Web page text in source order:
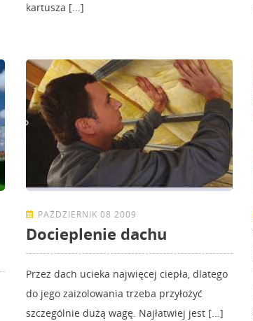
kartusza [...]
PAŹDZIERNIK 08 2009
Docieplenie dachu
Przez dach ucieka najwięcej ciepła, dlatego
do jego zaizolowania trzeba przyłożyć
szczególnie dużą wagę. Najłatwiej jest [...]